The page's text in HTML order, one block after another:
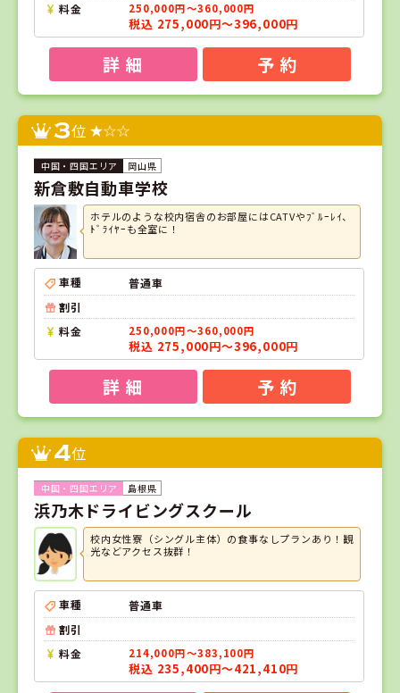
料金
250,000円～360,000円
税込 275,000円～396,000円
詳 細 予 約
3位
岡山県
新倉敷自動車学校
ホテルのような校内宿舎のお部屋にはCATVやﾌﾞﾙｰﾚｲ、
ﾄﾞﾗｲﾔｰも全室に！
車種
普通車
割引
料金
250,000円～360,000円
税込 275,000円～396,000円
詳 細 予 約
4位
島根県
浜乃木ドライビングスクール
校内女性寮（シングル主体）の食事なしプランあり！観
光などアクセス抜群！
車種
普通車
割引
料金
214,000円～383,100円
税込 235,400円～421,410円